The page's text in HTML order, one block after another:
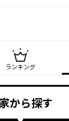
ランキング
から探す